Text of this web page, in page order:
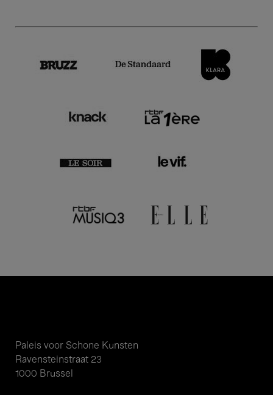
Paleis voor Schone Kunsten
Ravensteinstraat 23
1000 Brussel